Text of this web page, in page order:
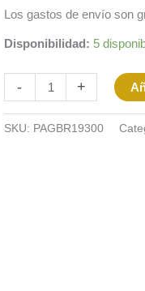
Los gastos de envío son
Disponibilidad: 5
- +
SKU: PAGBR19300